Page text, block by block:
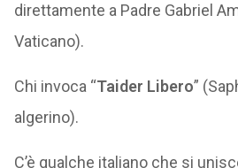
direttamente a Padre Gabriel
Vaticano).
Chi invoca “Taider Libero”
algerino).
C’è qualche italiano che si